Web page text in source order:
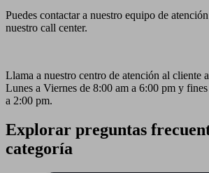
Puedes contactar a nuestro equipo de
nuestro call center.
Llama a nuestro centro de atención al cliente
Lunes a Viernes de 8:00 am a 6:00 pm y
a 2:00 pm.
Explorar preguntas
categoría